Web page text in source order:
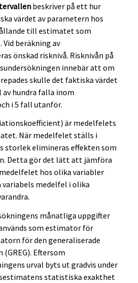
beskriver på ett hur
värdet av parametern hos
till estimatet som
beräkning av
önskad risknivå. Risknivån på
innebär att om
skulle det faktiska värdet
hundra falla inom
i 5 fall utanför.
är medelfelets
När medelfelet ställs i
elimineras effekten som
Detta gör det lätt att jämföra
hos olika variabler
variabels medelfel i olika
månatliga uppgifter
som estimator för
för den generaliserade
Eftersom
urval byts ut gradvis under
statistiska exakthet